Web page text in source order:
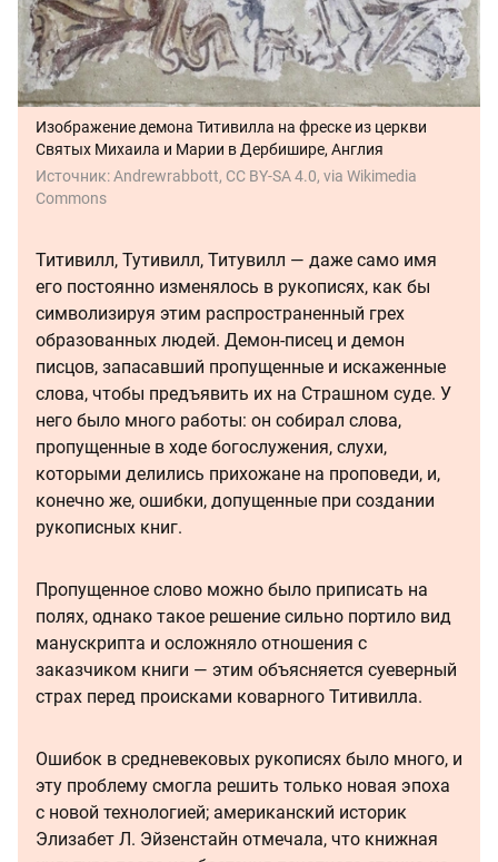
Изображение демона Титивилла на фреске из церкви
Святых Михаила и Марии в Дербишире, Англия
Источник:Andrewrabbott, CC BY-SA 4.0, via Wikimedia
Commons
Титивилл, Тутивилл, Титувилл — даже само имя
его постоянно изменялось в рукописях, как бы
символизируя этим распространенный грех
образованных людей. Демон-писец и демон
писцов, запасавший пропущенные и искаженные
слова, чтобы предъявить их на Страшном суде. У
него было много работы: он собирал слова,
пропущенные в ходе богослужения, слухи,
которыми делились прихожане на проповеди, и,
конечно же, ошибки, допущенные при создании
рукописных книг.
Пропущенное слово можно было приписать на
полях, однако такое решение сильно портило вид
манускрипта и осложняло отношения с
заказчиком книги — этим объясняется суеверный
страх перед происками коварного Титивилла.
Ошибок в средневековых рукописях было много, и
эту проблему смогла решить только новая эпоха
с новой технологией; американский историк
Элизабет Л. Эйзенстайн отмечала, что книжная